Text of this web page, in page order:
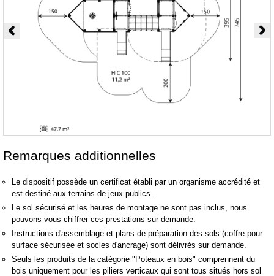
Remarques additionnelles
Le dispositif possède un certificat établi par un organisme accrédité et
est destiné aux terrains de jeux publics.
Le sol sécurisé et les heures de montage ne sont pas inclus, nous
pouvons vous chiffrer ces prestations sur demande.
Instructions d'assemblage et plans de préparation des sols (coffre pour
surface sécurisée et socles d'ancrage) sont délivrés sur demande.
Seuls les produits de la catégorie "Poteaux en bois" comprennent du
bois uniquement pour les piliers verticaux qui sont tous situés hors sol